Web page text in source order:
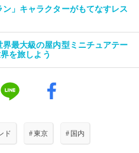
ン」キャラクターがもてなすレス
界最大級の屋内型ミニチュアテー
を旅しよう
ド #東京 # 国内